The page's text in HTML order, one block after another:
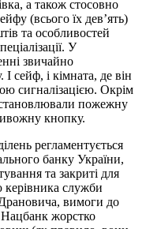
а також стосовно
(всього їх дев’ять)
та особливостей
У
звичайно
сейф, і кімната, де він
сигналізацією. Окрім
пожежну
кнопку.
регламентується
банку України,
та закриті для
служби
вимоги до
жорстко